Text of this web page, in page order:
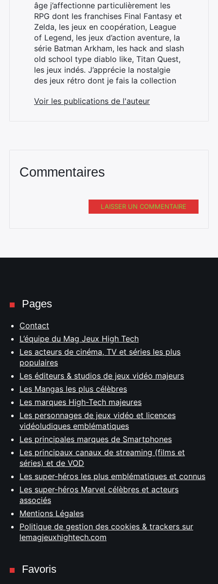
âge j’affectionne particulièrement les
RPG dont les franchises Final Fantasy et
Zelda, les jeux en coopération, League
of Legend, les jeux d’action aventure, la
série Batman Arkham, les hack and slash
old school type diablo like, Titan Quest,
les jeux indés. J’apprécie la nostalgie
des jeux rétro dont je fais la collection
Voir les publications de l'auteur
Commentaires
LAISSER UN COMMENTAIRE
Pages
Contact
L’équipe du Mag Jeux High Tech
Les acteurs de cinéma, TV et séries les plus
populaires
Les éditeurs & studios de jeux vidéo majeurs
Les Mangas les plus célèbres
Les marques High-Tech majeures
Les personnages de jeux vidéo et licences
vidéoludiques emblématiques
Les principales marques de Smartphones
Les principaux canaux de streaming (films et
séries) et de VOD
Les super-héros les plus emblématiques et connus
Les super-héros Marvel célèbres et acteurs
associés
Mentions Légales
Politique de gestion des cookies & trackers sur
lemagjeuxhightech.com
Favoris